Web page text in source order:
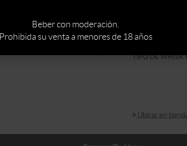
MARCA DE
TIPO DE
Ubicar en
Beber con moderación.
Prohibida su venta a menores de 18 años